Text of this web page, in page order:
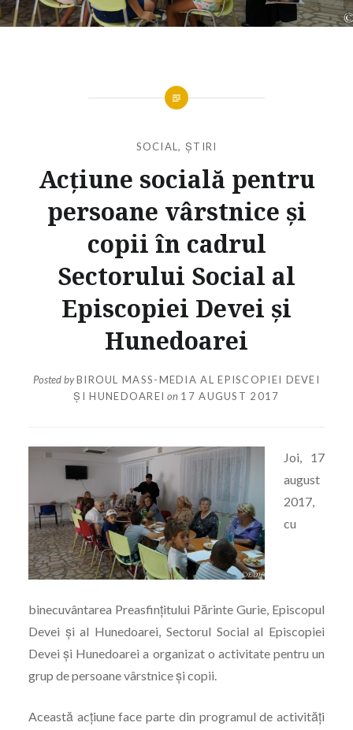
SOCIAL, ȘTIRI
Acțiune socială pentru
persoane vârstnice și
copii în cadrul
Sectorului Social al
Episcopiei Devei și
Hunedoarei
Posted byBIROUL MASS-MEDIA AL EPISCOPIEI DEVEI
ȘI HUNEDOAREI on 17 AUGUST 2017
Joi, 17
august
2017,
cu
binecuvântarea Preasfințitului Părinte Gurie, Episcopul
Devei și al Hunedoarei, Sectorul Social al Episcopiei
Devei și Hunedoarei a organizat o activitate pentru un
grup de persoane vârstnice și copii.
Această acțiune face parte din programul de activități